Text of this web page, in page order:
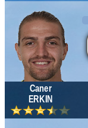
Caner
ERKIN